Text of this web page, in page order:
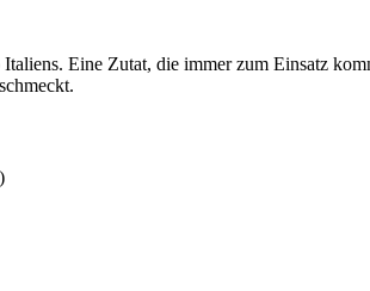
Eine Zutat, die immer zum Einsatz